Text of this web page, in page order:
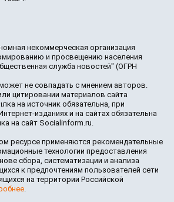
некоммерческая организация
и просвещению населения
служба новостей" (ОГРН
не совпадать с мнением авторов.
цитировании материалов сайта
на источник обязательна, при
изданиях и на сайтах обязательна
на сайт Socialinform.ru.
ресурсе применяются рекомендательные
технологии предоставления
сбора, систематизации и анализа
к предпочтениям пользователей сети
на территории Российской
.